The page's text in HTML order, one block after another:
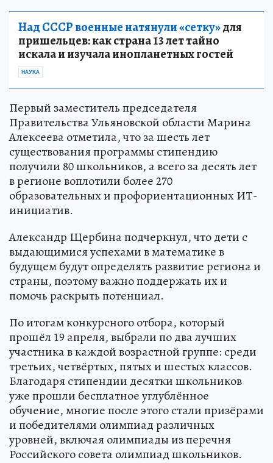
Над СССР военные натянули «сетку»для
пришельцев: как страна 13 лет тайно
искала и изучала инопланетных гостей
НАУКА
Первый заместитель председателя
Правительства Ульяновской области Марина
Алексеева отметила, что за шесть лет
существования программы стипендию
получили 80 школьников, а всего за десять лет
в регионе воплотили более 270
образовательных и профориентационных ИТ-
инициатив.
Александр Щербина подчеркнул, что дети с
выдающимися успехами в математике в
будущем будут определять развитие региона и
страны, поэтому важно поддержать их и
помочь раскрыть потенциал.
По итогам конкурсного отбора, который
прошёл 19 апреля, выбрали по два лучших
участника в каждой возрастной группе: среди
третьих, четвёртых, пятых и шестых классов.
Благодаря стипендии десятки школьников
уже прошли бесплатное углублённое
обучение, многие после этого стали призёрами
и победителями олимпиад различных
уровней, включая олимпиады из перечня
Российского совета олимпиад школьников.